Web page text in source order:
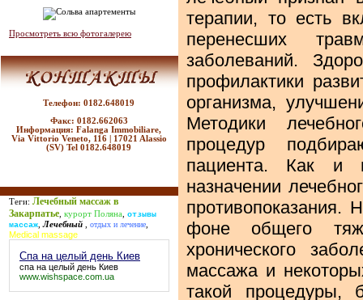
Просмотреть всю фотогалерею
Телефон: 0182.648019
Факс: 0182.662063
Информация: Falanga Immobiliare,
Via Vittorio Veneto, 116 | 17021 Alassio
(SV) Tel 0182.648019
Теги: Лечебный массаж в
Закарпатье курорт Поляна
отзывы
массаж ,Лечебный отдых и лечение
Medical massage
Спа на целый день Киев
спа на целый день Киев
www.wishspace.com.ua
терапии, то есть
перенесших
заболеваний.
профилактики
организма,
Методики
процедур
пациента. Как и
назначении
противопоказания.
фоне общего
хронического
массажа и
такой процедуры,